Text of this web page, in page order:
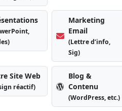
Marketing
Email
(Lettre d’info,
Sig)
Site Web
réactif)
Blog &
Contenu
(WordPress, etc.)